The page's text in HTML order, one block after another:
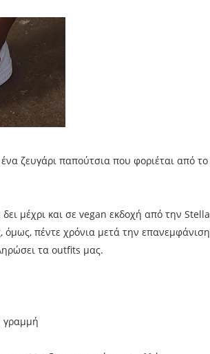
ζευγάρι παπούτσια που φοριέται από το
μέχρι και σε vegan εκδοχή από την Stella
πέντε χρόνια μετά την επανεμφάνιση
τα outfits μας.
γραμμή